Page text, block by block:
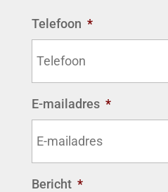
Telefoon *
E-mailadres *
Bericht *